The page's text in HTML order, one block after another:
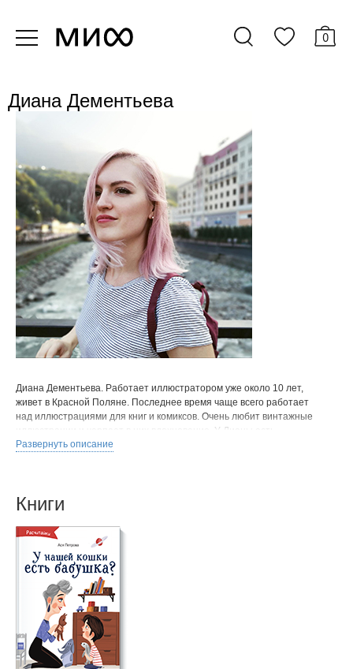
0
Диана Дементьева
Диана Дементьева. Работает иллюстратором уже около 10 лет,
живет в Красной Поляне. Последнее время чаще всего работает
над иллюстрациями для книг и комиксов. Очень любит винтажные
иллюстрации и черпает в них вдохновение. У Дианы есть
несколько собственных книг и комиксов, которые она мечтает
«Добро» и обложка для обновленного базового «Имаджинариума».
в иллюстрациях. Искренне надеется, что они приносят людям
положительные эмоции.
Развернуть описание
Книги